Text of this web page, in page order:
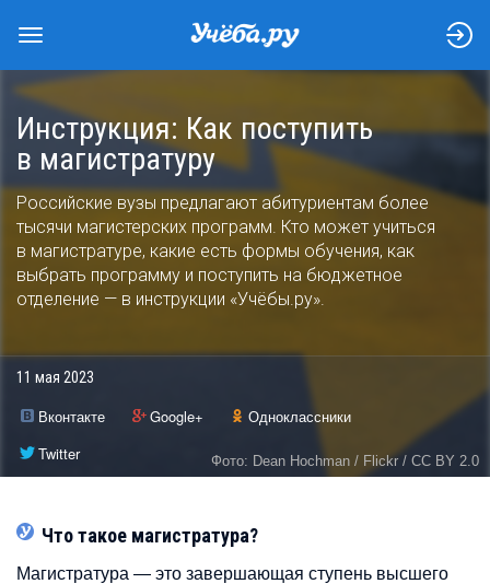
Инструкция: Как поступить
в магистратуру
Российские вузы предлагают абитуриентам более
тысячи магистерских программ. Кто может учиться
в магистратуре, какие есть формы обучения, как
выбрать программу и поступить на бюджетное
отделение — в инструкции «Учёбы.ру».
11 мая 2023
Вконтакте Google+
Одноклассники
Twitter
Фото: Dean Hochman / Flickr / CC BY 2.0
Что такое магистратура?
Магистратура — это завершающая ступень высшего